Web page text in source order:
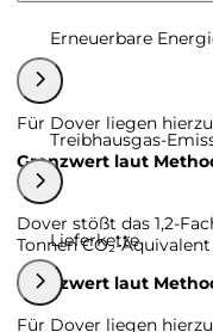
Erneuerbare
Für Dover liegen
Grenzwert laut
Treibhausgas-
Dover stößt das 1,2-
Tonnen CO₂-Äquivalent
Grenzwert laut
Lieferkette
Für Dover liegen